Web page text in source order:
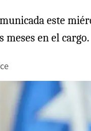
este
meses en el cargo.